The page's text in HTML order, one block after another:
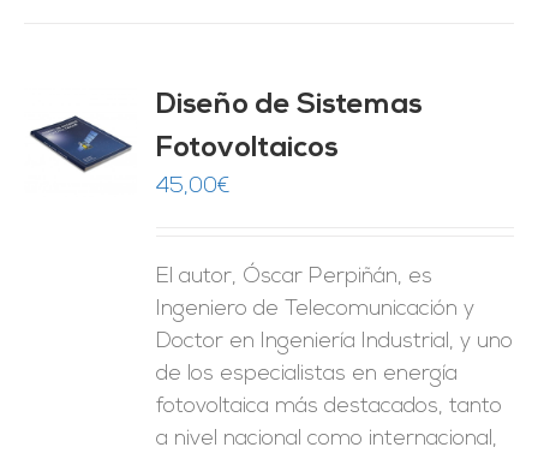
Diseño de Sistemas
Fotovoltaicos
45,00€
El autor, Óscar Perpiñán, es
Ingeniero de Telecomunicación y
Doctor en Ingeniería Industrial, y uno
de los especialistas en energía
fotovoltaica más destacados, tanto
a nivel nacional como internacional,